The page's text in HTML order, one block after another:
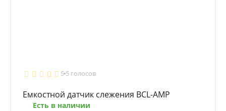
5 5 голосов
Емкостной датчик слежения BCL-AMP
Есть в наличии